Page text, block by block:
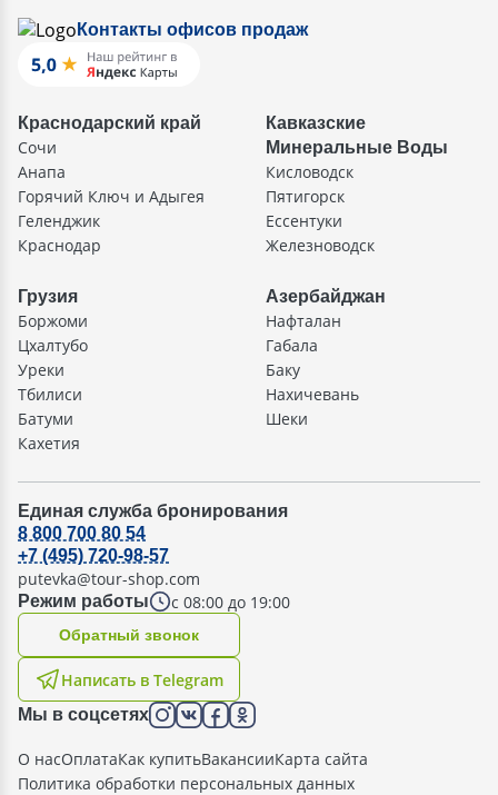
Контакты офисов продаж
Краснодарский край
Сочи
Анапа
Горячий Ключ и Адыгея
Геленджик
Краснодар
Кавказские
Минеральные Воды
Кисловодск
Пятигорск
Ессентуки
Железноводск
Грузия
Боржоми
Цхалтубо
Уреки
Тбилиси
Батуми
Кахетия
Азербайджан
Нафталан
Габала
Баку
Нахичевань
Шеки
Единая служба бронирования
Режим работы с 08:00 до 19:00
8 800 700 80 54
+7 (495) 720-98-57
putevka@tour-shop.com
Написать в Telegram
Oбратный звонок
Мы в соцсетях
О насОплатаКак купитьВакансииКарта сайта
Политика обработки персональных данных